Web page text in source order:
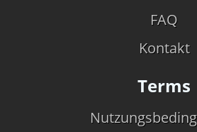
FAQ
Kontakt
Terms